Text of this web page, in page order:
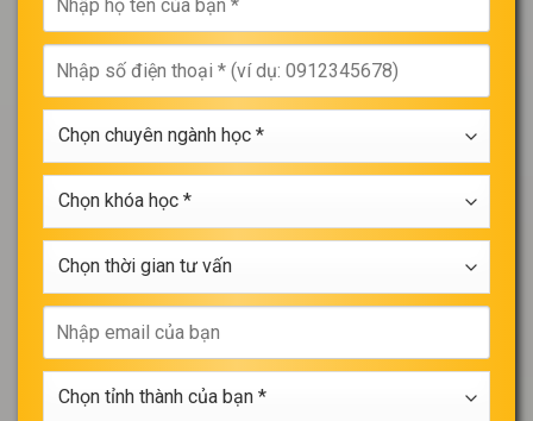
họ
tên
của
bạn
*
số
điện
thoại
chuyên
ngành
học
khóa
học
thời
gian
tư
vấnemail
của
bạn
tỉnh